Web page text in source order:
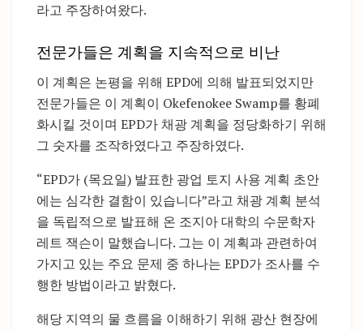
라고 주장하여왔다.
전문가들은 계획을 지속적으로 비난
이 계획은 논평을 위해 EPD에 의해 발표되었지만
전문가들은 이 계획이 Okefenokee Swamp를 황폐
화시킬 것이며 EPD가 채광 계획을 정당화하기 위해
그 숫자를 조작하였다고 주장하였다.
“EPD가 (목요일) 발표한 광업 토지 사용 계획 초안
에는 심각한 결함이 있습니다”라고 채광 계획 분석
을 독립적으로 발표해 온 조지아 대학의 수문학자
레트 잭슨이 말했습니다. 그는 이 계획과 관련하여
가지고 있는 주요 문제 중 하나는 EPD가 조사를 수
행한 방법이라고 밝혔다.
해당 지역의 물 흐름을 이해하기 위해 광산 현장에